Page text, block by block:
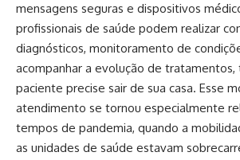
mensagens seguras e dispositivos
profissionais de saúde podem realizar
diagnósticos, monitoramento de
acompanhar a evolução de
paciente precise sair de sua casa. Esse
atendimento se tornou especialmente
tempos de pandemia, quando a
as unidades de saúde estavam